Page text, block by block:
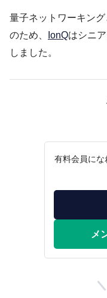
量子ネットワーキン
のため、
IonQはシニ
しました。
有料会員に
メ